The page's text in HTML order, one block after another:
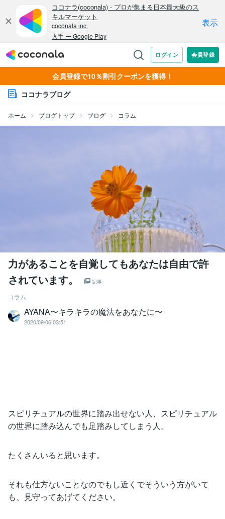
会員登録で10％割引クーポンを獲得！
ココナラブログ
ホーム ブログトップ ブログ コラム
力があることを自覚してもあなたは自由で許
されています。
記事
コラム
AYANA〜キラキラの魔法をあなたに〜
2020/09/06 03:51
スピリチュアルの世界に踏み出せない人、スピリチュアル
の世界に踏み込んでも足踏みしてしまう人。
たくさんいると思います。
それも仕方ないことなのでもし近くでそういう方がいて
も、見守ってあげてください。